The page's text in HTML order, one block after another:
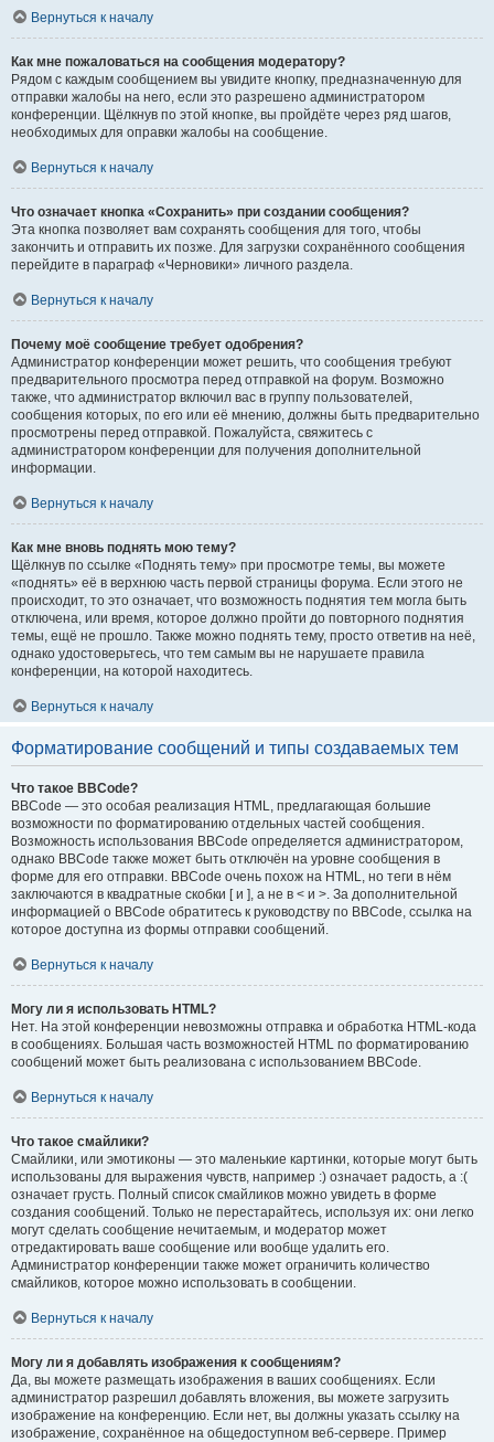
Вернуться к началу
Как мне пожаловаться на сообщения модератору?
Рядом с каждым сообщением вы увидите кнопку, предназначенную для
отправки жалобы на него, если это разрешено администратором
конференции. Щёлкнув по этой кнопке, вы пройдёте через ряд шагов,
необходимых для оправки жалобы на сообщение.
Вернуться к началу
Что означает кнопка «Сохранить» при создании сообщения?
Эта кнопка позволяет вам сохранять сообщения для того, чтобы
закончить и отправить их позже. Для загрузки сохранённого сообщения
перейдите в параграф «Черновики» личного раздела.
Вернуться к началу
Почему моё сообщение требует одобрения?
Администратор конференции может решить, что сообщения требуют
предварительного просмотра перед отправкой на форум. Возможно
также, что администратор включил вас в группу пользователей,
сообщения которых, по его или её мнению, должны быть предварительно
просмотрены перед отправкой. Пожалуйста, свяжитесь с
администратором конференции для получения дополнительной
информации.
Вернуться к началу
Как мне вновь поднять мою тему?
Щёлкнув по ссылке «Поднять тему» при просмотре темы, вы можете
«поднять» её в верхнюю часть первой страницы форума. Если этого не
происходит, то это означает, что возможность поднятия тем могла быть
отключена, или время, которое должно пройти до повторного поднятия
темы, ещё не прошло. Также можно поднять тему, просто ответив на неё,
однако удостоверьтесь, что тем самым вы не нарушаете правила
конференции, на которой находитесь.
Вернуться к началу
Форматирование сообщений и типы создаваемых тем
Что такое BBCode?
BBCode — это особая реализация HTML, предлагающая большие
возможности по форматированию отдельных частей сообщения.
Возможность использования BBCode определяется администратором,
однако BBCode также может быть отключён на уровне сообщения в
форме для его отправки. BBCode очень похож на HTML, но теги в нём
заключаются в квадратные скобки [ и ], а не в < и >. За дополнительной
информацией о BBCode обратитесь к руководству по BBCode, ссылка на
которое доступна из формы отправки сообщений.
Вернуться к началу
Могу ли я использовать HTML?
Нет. На этой конференции невозможны отправка и обработка HTML-кода
в сообщениях. Большая часть возможностей HTML по форматированию
сообщений может быть реализована с использованием BBCode.
Вернуться к началу
Что такое смайлики?
Смайлики, или эмотиконы — это маленькие картинки, которые могут быть
использованы для выражения чувств, например :) означает радость, а :(
означает грусть. Полный список смайликов можно увидеть в форме
создания сообщений. Только не перестарайтесь, используя их: они легко
могут сделать сообщение нечитаемым, и модератор может
отредактировать ваше сообщение или вообще удалить его.
Администратор конференции также может ограничить количество
смайликов, которое можно использовать в сообщении.
Вернуться к началу
Могу ли я добавлять изображения к сообщениям?
Да, вы можете размещать изображения в ваших сообщениях. Если
администратор разрешил добавлять вложения, вы можете загрузить
изображение на конференцию. Если нет, вы должны указать ссылку на
изображение, сохранённое на общедоступном веб-сервере. Пример